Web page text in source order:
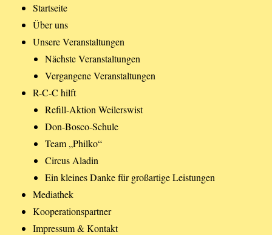
Startseite
Über uns
Unsere Veranstaltungen
Nächste Veranstaltungen
Vergangene Veranstaltungen
R-C-C hilft
Refill-Aktion Weilerswist
Don-Bosco-Schule
Team „Philko“
Circus Aladin
Ein kleines Danke für großartige Leistungen
Mediathek
Kooperationspartner
Impressum & Kontakt